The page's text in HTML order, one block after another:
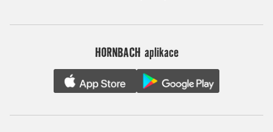
HORNBACH aplikace